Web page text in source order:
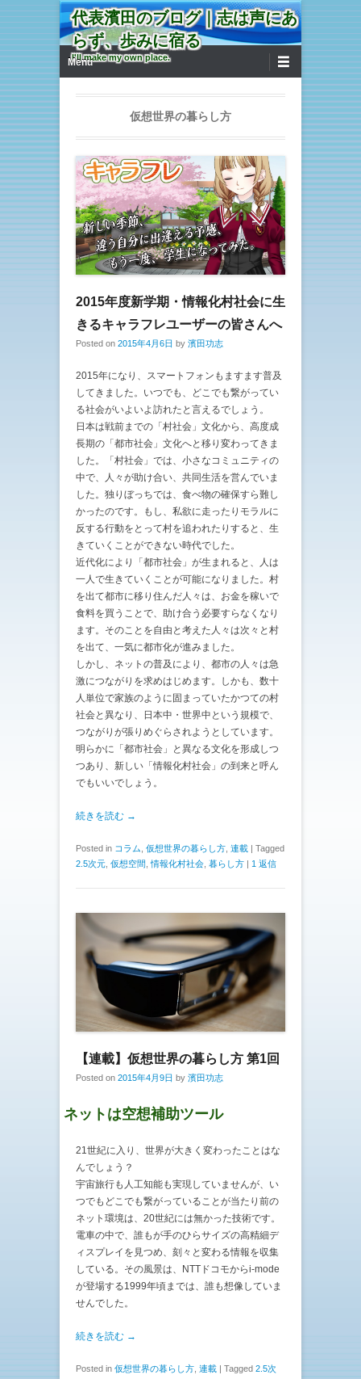
代表濱田のブログ｜志は声にあ
らず、歩みに宿る
I'll make my own place.
第1メニュー
コンテンツへ移動
Menu
仮想世界の暮らし方
2015年度新学期・情報化村社会に生
きるキャラフレユーザーの皆さんへ
Posted on 2015年4月6日 by 濱田功志
2015年になり、スマートフォンもますます普及
してきました。いつでも、どこでも繋がってい
る社会がいよいよ訪れたと言えるでしょう。
日本は戦前までの「村社会」文化から、高度成
長期の「都市社会」文化へと移り変わってきま
した。「村社会」では、小さなコミュニティの
中で、人々が助け合い、共同生活を営んでいま
した。独りぼっちでは、食べ物の確保すら難し
かったのです。もし、私欲に走ったりモラルに
反する行動をとって村を追われたりすると、生
きていくことができない時代でした。
近代化により「都市社会」が生まれると、人は
一人で生きていくことが可能になりました。村
を出て都市に移り住んだ人々は、お金を稼いで
食料を買うことで、助け合う必要すらなくなり
ます。そのことを自由と考えた人々は次々と村
を出て、一気に都市化が進みました。
しかし、ネットの普及により、都市の人々は急
激につながりを求めはじめます。しかも、数十
人単位で家族のように固まっていたかつての村
社会と異なり、日本中・世界中という規模で、
つながりが張りめぐらされようとしています。
明らかに「都市社会」と異なる文化を形成しつ
つあり、新しい「情報化村社会」の到来と呼ん
でもいいでしょう。
続きを読む →
Posted in コラム 仮想世界の暮らし方 連載 | Tagged
2.5次元 仮想空間 ,情報化村社会 暮らし方 | 1 返信
【連載】仮想世界の暮らし方 第1回
Posted on 2015年4月9日 by 濱田功志
ネットは空想補助ツール
21世紀に入り、世界が大きく変わったことはな
んでしょう？
宇宙旅行も人工知能も実現していませんが、い
つでもどこでも繋がっていることが当たり前の
ネット環境は、20世紀には無かった技術です。
電車の中で、誰もが手のひらサイズの高精細デ
ィスプレイを見つめ、刻々と変わる情報を収集
している。その風景は、NTTドコモからi-mode
が登場する1999年頃までは、誰も想像していま
せんでした。
続きを読む →
Posted in 仮想世界の暮らし方 連載 Tagged 2.5次